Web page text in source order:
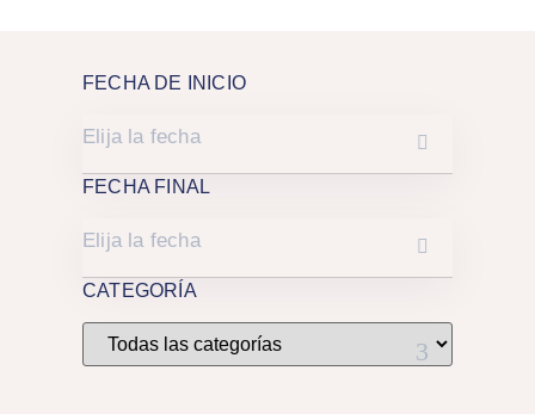
FECHA DE INICIO
FECHA FINAL
CATEGORÍA